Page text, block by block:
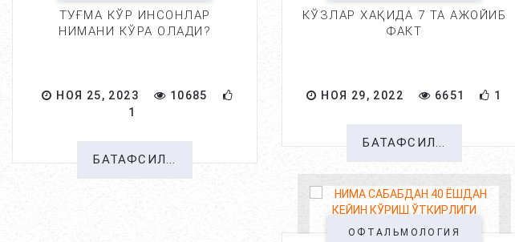
ТУҒМА КЎР ИНСОНЛАР
НИМАНИ КЎРА ОЛАДИ?
НОЯ 25, 2023
10685
1
БАТАФСИЛ...
КЎЗЛАР ХАҚИДА 7 ТА АЖОЙИБ
ФАКТ
НОЯ 29, 2022 6651 1
БАТАФСИЛ...
ОФТАЛЬМОЛОГИЯ